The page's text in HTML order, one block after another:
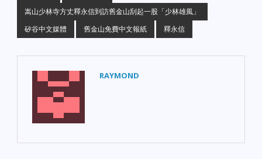
嵩山少林寺方丈釋永信到訪舊金山刮起一股「少林雄風」
矽谷中文媒體
舊金山免費中文報紙 釋永信
RAYMOND